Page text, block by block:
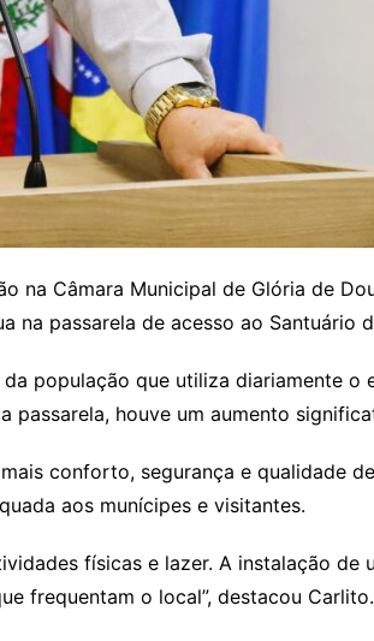
na Câmara Municipal de Glória de
passarela de acesso ao Santuário
população que utiliza diariamente o
houve um aumento
conforto, segurança e qualidade
aos munícipes e visitantes.
físicas e lazer. A instalação de
frequentam o local”, destacou Carlito.